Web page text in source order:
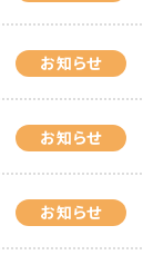
お知らせ
お知らせ
お知らせ